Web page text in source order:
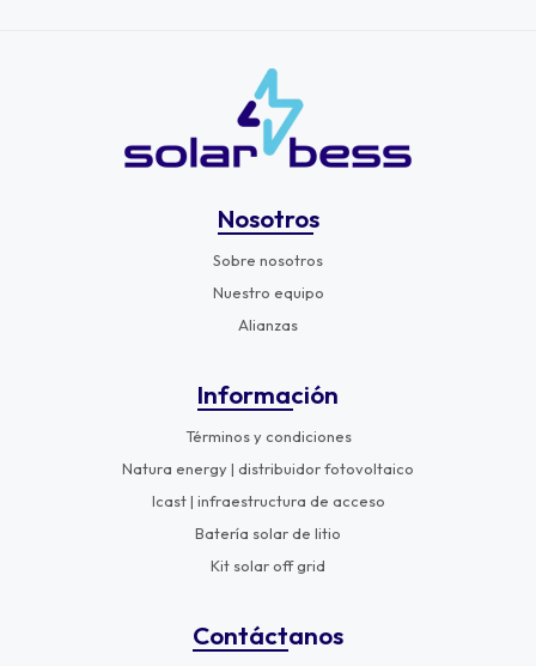
Nosotros
Sobre nosotros
Nuestro equipo
Alianzas
Información
Términos y condiciones
Natura energy | distribuidor fotovoltaico
Icast | infraestructura de acceso
Batería solar de litio
Kit solar off grid
Contáctanos